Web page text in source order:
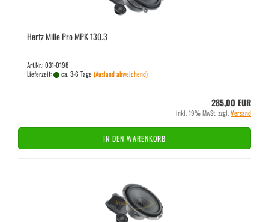
Hertz Mille Pro MPK 130.3
Art.Nr.: 031-0198
Lieferzeit:
ca. 3-6 Tage(Ausland abweichend)
285,00 EUR
inkl. 19% MwSt. zzgl.Versand
IN DEN WARENKORB